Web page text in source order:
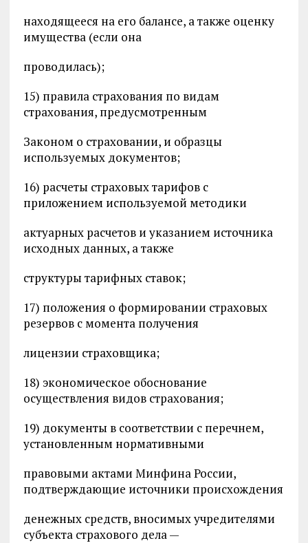
находящееся на его балансе, а также оценку
имущества (если она
проводилась);
15) правила страхования по видам
страхования, предусмотренным
Законом о страховании, и образцы
используемых документов;
16) расчеты страховых тарифов с
приложением используемой методики
актуарных расчетов и указанием источника
исходных данных, а также
структуры тарифных ставок;
17) положения о формировании страховых
резервов с момента получения
лицензии страховщика;
18) экономическое обоснование
осуществления видов страхования;
19) документы в соответствии с перечнем,
установленным нормативными
правовыми актами Минфина России,
подтверждающие источники происхождения
денежных средств, вносимых учредителями
субъекта страхового дела —